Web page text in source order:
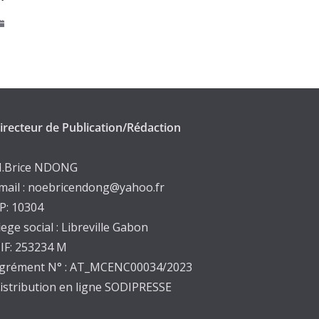
de Publication/Rédaction
NDONG
: noebricendong@yahoo.fr
10304
social : Libreville Gabon
253234 M
N° : AT_MCENC00034/2023
en ligne SODIPRESSE